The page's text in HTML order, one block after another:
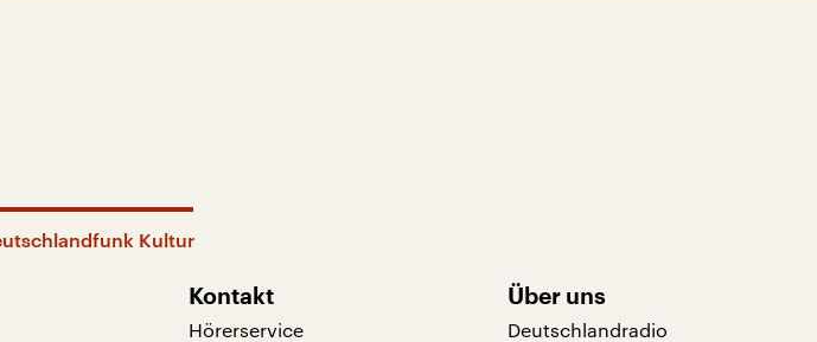
Kultur
Kontakt
Hörerservice
Über uns
Deutschlandradio